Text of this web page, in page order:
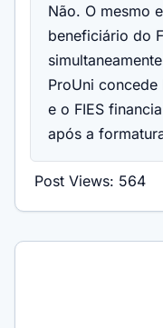
Não. O mesmo
beneficiário do
ProUni
e o FIES
após a
Post Views: 564